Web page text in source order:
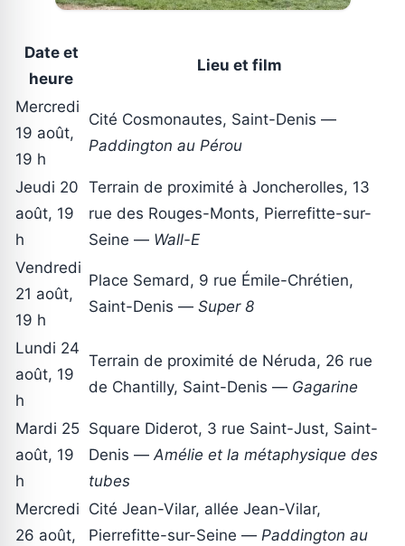
Date et
heure
Lieu et film
Mercredi
19 août,
19 h
Cité Cosmonautes, Saint-Denis —
Paddington au Pérou
Jeudi 20
août, 19
h
Terrain de proximité à Joncherolles, 13
rue des Rouges-Monts, Pierrefitte-sur-
Seine — Wall-E
Vendredi
21 août,
19 h
Place Semard, 9 rue Émile-Chrétien,
Saint-Denis — Super 8
Lundi 24
août, 19
h
Terrain de proximité de Néruda, 26 rue
de Chantilly, Saint-Denis — Gagarine
Mardi 25
août, 19
h
Square Diderot, 3 rue Saint-Just, Saint-
Denis —Amélie et la métaphysique des
tubes
Mercredi
26 août,
Cité Jean-Vilar, allée Jean-Vilar,
Pierrefitte-sur-Seine — Paddington au